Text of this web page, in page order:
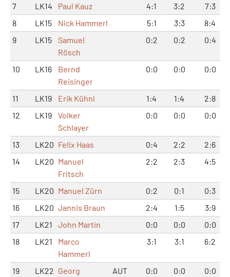
7
LK14 Paul Kauz 4:1 3:2
7:3
8
LK15 Nick Hammerl 5:1 3:3
8:4
9
LK15
Samuel
Rösch
0:2 0:2 0:4
10 LK16
Bernd
Reisinger
0:0 0:0 0:0
11 LK19 Erik Kühnl 1:4 1:4
2:8
12
LK19
Volker
Schlayer
0:0 0:0 0:0
13 LK20 Felix Haas 0:4 2:2
2:6
14
LK20 Manuel
Fritsch
2:2 2:3 4:5
15 LK20 Manuel Zürn 0:2 0:1
0:3
16
LK20 Jannis Braun 2:4 1:5
3:9
17
LK21 John Martin 0:0 0:0
0:0
18
LK21
Marco
Hammerl
3:1 3:1 6:2
19 LK22 Georg
AUT
0:0 0:0 0:0